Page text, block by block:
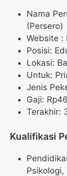
Nama
(Persero)
Website :
Posisi:
Lokasi:
Untuk:
Jenis
Gaji: Rp
Terakhir:
Kualifikasi